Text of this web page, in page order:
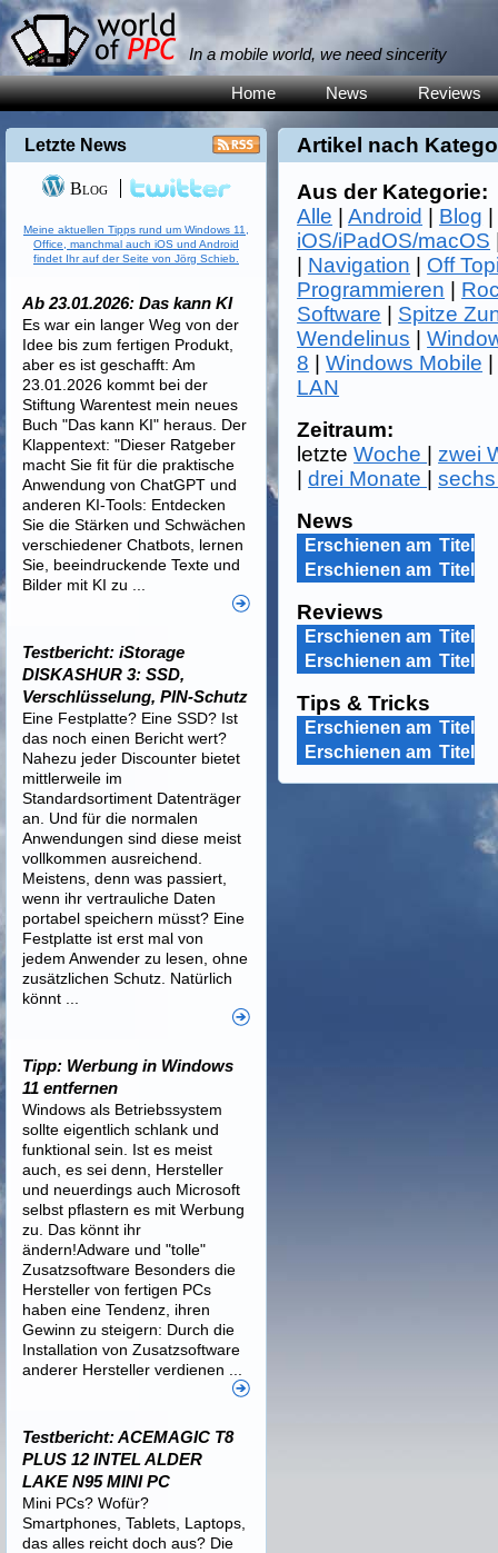
In a mobile world, we need sincerity
Home News Reviews
Artikel nach
Aus der Kategorie:
Alle |Android Blog
iOS/iPadOS/macOS
Navigation
Off
Programmieren
Software
Spitze
Wendelinus |
8 |Windows Mobile
LAN
Zeitraum:
letzteWoche
zwei
|drei Monate |
News
Erschienen am Titel
Erschienen am Titel
Reviews
Erschienen am Titel
Erschienen am Titel
Tips & Tricks
Erschienen am Titel
Erschienen am Titel
Letzte News
Blog
Meine aktuellen Tipps rund um Windows 11,
Office, manchmal auch iOS und Android
findet Ihr auf der Seite von Jörg Schieb.
Ab 23.01.2026: Das kann KI
Es war ein langer Weg von der
Idee bis zum fertigen Produkt,
aber es ist geschafft: Am
23.01.2026 kommt bei der
Stiftung Warentest mein neues
Buch "Das kann KI" heraus. Der
Klappentext: "Dieser Ratgeber
macht Sie fit für die praktische
Anwendung von ChatGPT und
anderen KI-Tools: Entdecken
Sie die Stärken und Schwächen
verschiedener Chatbots, lernen
Sie, beeindruckende Texte und
Bilder mit KI zu ...
Testbericht: iStorage
DISKASHUR 3: SSD,
Verschlüsselung, PIN-Schutz
Eine Festplatte? Eine SSD? Ist
das noch einen Bericht wert?
Nahezu jeder Discounter bietet
mittlerweile im
Standardsortiment Datenträger
an. Und für die normalen
Anwendungen sind diese meist
vollkommen ausreichend.
Meistens, denn was passiert,
wenn ihr vertrauliche Daten
portabel speichern müsst? Eine
Festplatte ist erst mal von
jedem Anwender zu lesen, ohne
zusätzlichen Schutz. Natürlich
könnt ...
Tipp: Werbung in Windows
11 entfernen
Windows als Betriebssystem
sollte eigentlich schlank und
funktional sein. Ist es meist
auch, es sei denn, Hersteller
und neuerdings auch Microsoft
selbst pflastern es mit Werbung
zu. Das könnt ihr
ändern!Adware und "tolle"
Zusatzsoftware Besonders die
Hersteller von fertigen PCs
haben eine Tendenz, ihren
Gewinn zu steigern: Durch die
Installation von Zusatzsoftware
anderer Hersteller verdienen ...
Testbericht: ACEMAGIC T8
PLUS 12 INTEL ALDER
LAKE N95 MINI PC
Mini PCs? Wofür?
Smartphones, Tablets, Laptops,
das alles reicht doch aus? Die